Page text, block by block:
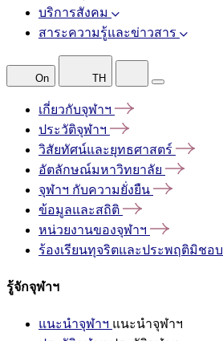
บริการสังคม
สาระความรู้และข่าวสาร
On TH
เกี่ยวกับจุฬาฯ
ประวัติจุฬาฯ
วิสัยทัศน์และยุทธศาสตร์
อัตลักษณ์มหาวิทยาลัย
จุฬาฯ กับความยั่งยืน
ข้อมูลและสถิติ
หน่วยงานของจุฬาฯ
ร้องเรียนทุจริตและประพฤติมิชอบ
รู้จักจุฬาฯ
แนะนำจุฬาฯ แนะนำจุฬาฯ